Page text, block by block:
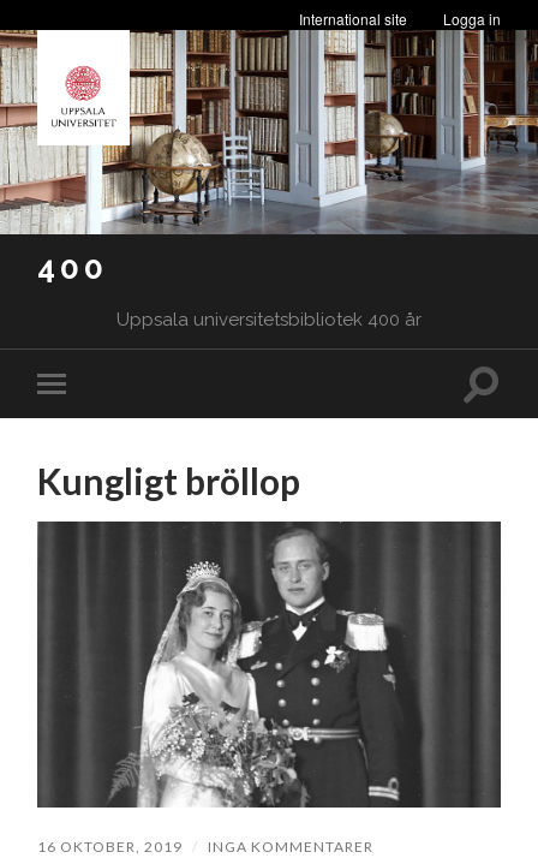
Logga in
International site
400
Uppsala universitetsbibliotek 400 år
på/av
Slå
Kungligt bröllop
16 OKTOBER, 2019 / INGA KOMMENTARER